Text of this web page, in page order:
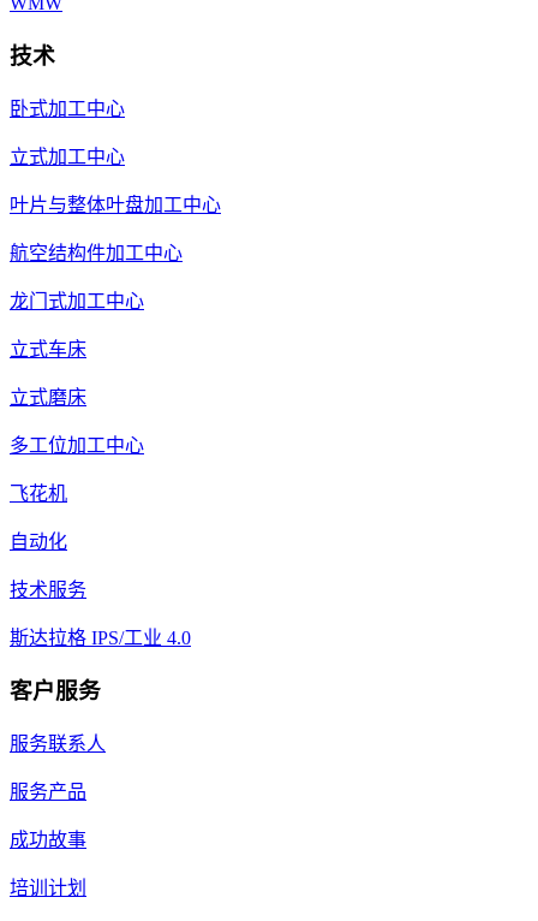
技术
卧式加工中心
立式加工中心
叶片与整体叶盘加工中心
航空结构件加工中心
龙门式加工中心
立式车床
立式磨床
多工位加工中心
飞花机
自动化
技术服务
斯达拉格 IPS/工业 4.0
客户服务
服务联系人
服务产品
成功故事
培训计划